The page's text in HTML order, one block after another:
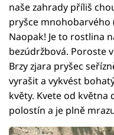
naše zahrady příliš
pryšce
Naopak! Je to rostlina
bezúdržbová. Poroste
Brzy zjara pryšec
vyrašit a vykvést
květy. Kvete od května
polostín a je plně